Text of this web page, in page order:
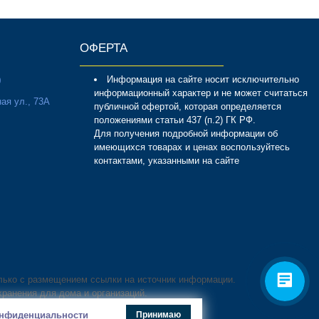
ул., 73А
ОФЕРТА
Информация на сайте носит исключительно
информационный характер и не может считаться
публичной офертой, которая определяется
положениями статьи 437 (п.2) ГК РФ.
Для получения подробной информации об
имеющихся товарах и ценах воспользуйтесь
контактами, указанными на сайте
с размещением ссылки на источник информации.
для дома и организаций.
Принимаю